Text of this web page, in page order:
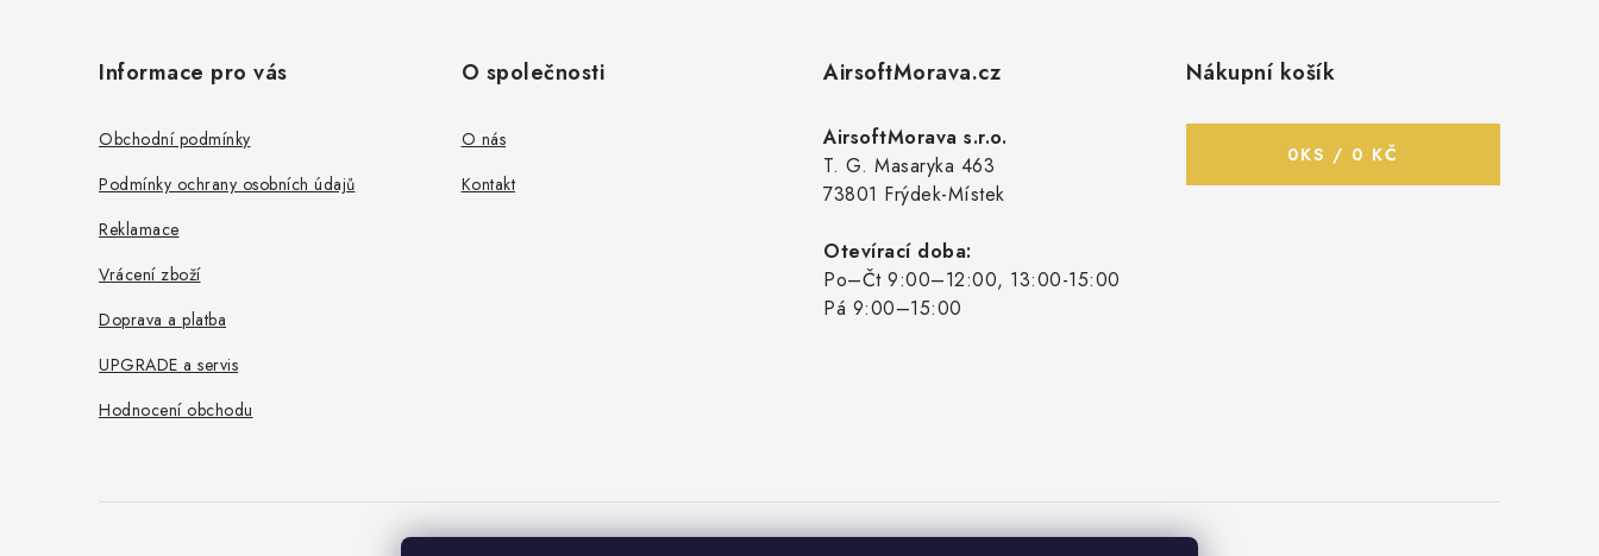
Informace pro vás
Obchodní podmínky
Podmínky ochrany osobních údajů
Reklamace
Vrácení zboží
Doprava a platba
UPGRADE a servis
Hodnocení obchodu
O společnosti
O nás
Kontakt
AirsoftMorava.cz
AirsoftMorava s.r.o.
T. G. Masaryka 463
73801 Frýdek-Místek
Otevírací doba:
Po–Čt 9:00–12:00, 13:00-15:00
Pá 9:00–15:00
Nákupní košík
0KS / 0 KČ